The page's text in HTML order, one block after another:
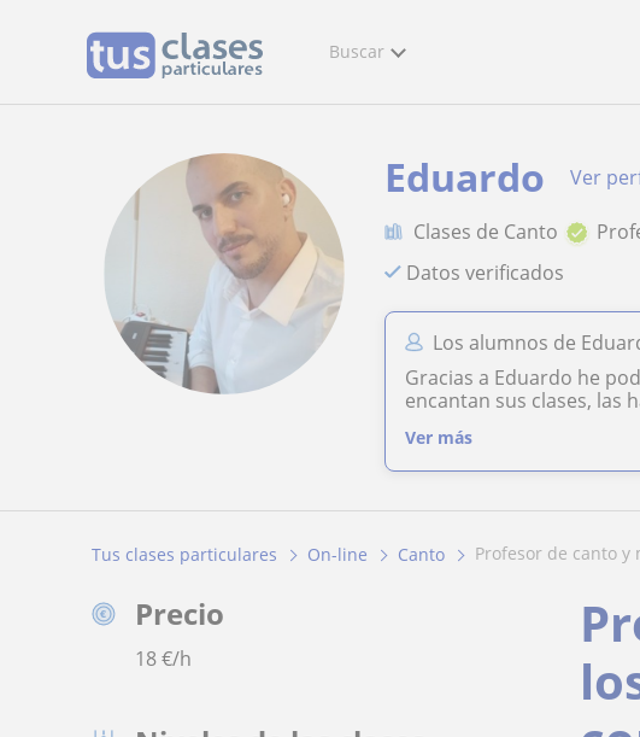
Buscar
Eduardo Ver
Clases de Canto
Datos verificados
Los alumnos de
Gracias a Eduardo he
encantan sus clases, las
Ver más
Tus clases particulares On-line Canto profesor de canto
Precio
18€/h